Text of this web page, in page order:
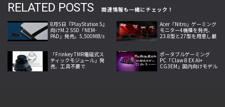
RELATED POSTS
関連情報も一緒にチェック！
8月5日『PlayStation 5』
向けM.2 SSD「NEM-
PAD」発売。5,500MB/s
Acer「Nitro」ゲーミング
モニター4機種を発売、
23.8型と27型を用意し最
「Frinkey TMR電磁式ス
ティックモジュール」発
売、工具不要で
ポータブルゲーミング
PC「Claw 8 EX AI+
CG3EM」国内向けモデル